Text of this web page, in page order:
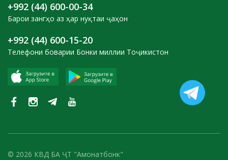
+992 (44) 600-00-34
Барои зангҳо аз ҳар нуқтаи ҷаҳон
+992 (44) 600-15-20
Телефони боварии Бонки миллии Тоҷикистон
© 2026 КВД БА ҶТ "Амонатбонк"